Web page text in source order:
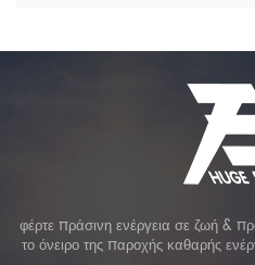
φέρτε πράσινη ενέργεια σε ζωή &
το όνειρο της παροχής καθαρής